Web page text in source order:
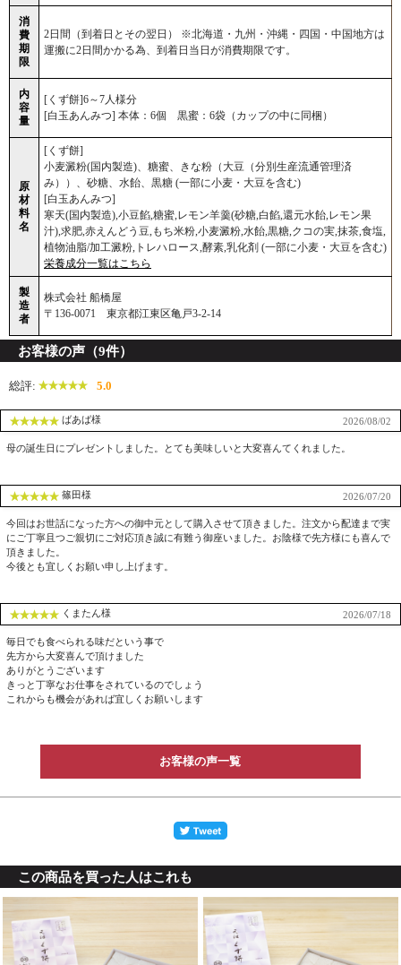
消
費
期
限
2日間（到着日とその翌日） ※北海道・九州・沖縄・四国・中国地方は
運搬に2日間かかる為、到着日当日が消費期限です。
内
容
量
[くず餅]6～7人様分
[白玉あんみつ] 本体：6個 黒蜜：6袋（カップの中に同梱）
原
材
料
名
[くず餅]
小麦澱粉(国内製造)、糖蜜、きな粉（大豆（分別生産流通管理済
み））、砂糖、水飴、黒糖 (一部に小麦・大豆を含む)
[白玉あんみつ]
寒天(国内製造),小豆餡,糖蜜,レモン羊羹(砂糖,白餡,還元水飴,レモン果
汁),求肥,赤えんどう豆,もち米粉,小麦澱粉,水飴,黒糖,クコの実,抹茶,食塩,
植物油脂/加工澱粉,トレハロース,酵素,乳化剤 (一部に小麦・大豆を含む)
栄養成分一覧はこちら
製
造
者
株式会社 船橋屋
〒136-0071 東京都江東区亀戸3-2-14
お客様の声（9件）
総評: 5.0
ばあば様 2026/08/02
母の誕生日にプレゼントしました。とても美味しいと大変喜んてくれました。
篠田様 2026/07/20
今回はお世話になった方への御中元として購入させて頂きました。注文から配達まで実
にご丁寧且つご親切にご対応頂き誠に有難う御座いました。お陰様で先方様にも喜んで
頂きました。
今後とも宜しくお願い申し上げます。
くまたん様 2026/07/18
毎日でも食べられる味だという事で
先方から大変喜んで頂けました
ありがとうございます
きっと丁寧なお仕事をされているのでしょう
これからも機会があれば宜しくお願いします
お客様の声一覧
この商品を買った人はこれも